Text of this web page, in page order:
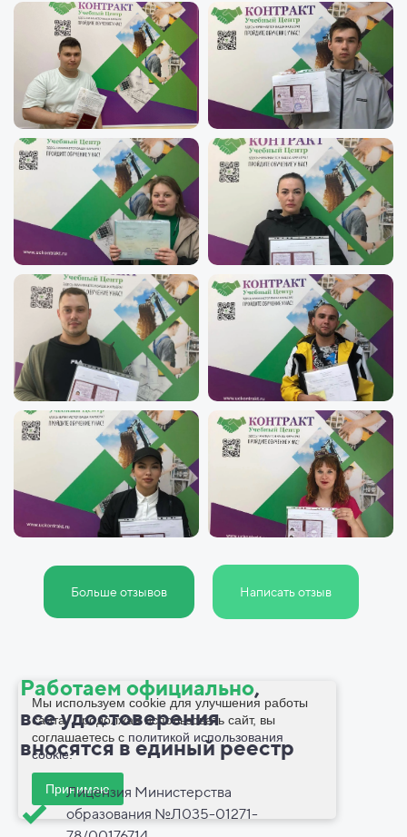
Больше отзывов Написать отзыв
Работаем официально,
всеудостоверения
вносятся вединый реестр
Лицензия Министерства
образования №Л035-01271-
Мы используем cookie для улучшения работы
сайта. Продолжая использовать сайт, вы
соглашаетесь с политикой использования
cookie.
Принимаю